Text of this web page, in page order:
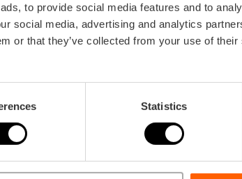
to provide social media features and to
social media, advertising and analytics
or that they’ve collected from your use of
Statistics
alla Fondazione Bancaja